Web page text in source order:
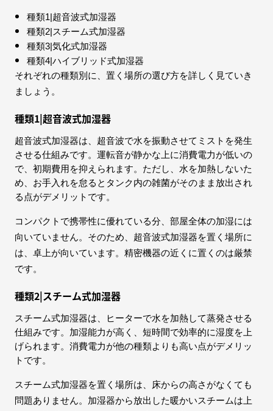
種類1|超音波式加湿器
種類2|スチーム式加湿器
種類3|気化式加湿器
種類4|ハイブリッド式加湿器
それぞれの種類別に、置く場所の選び方を詳しく見ていき
ましょう。
種類1|超音波式加湿器
超音波式加湿器は、超音波で水を振動させてミストを発生
させる仕組みです。運転音が静かな上に消費電力が低いの
で、初期費用を抑えられます。ただし、水を加熱しないた
め、お手入れを怠るとタンク内の雑菌がそのまま放出され
る点がデメリットです。
コンパクトで携帯性に優れている分、部屋全体の加湿には
向いていません。そのため、超音波式加湿器を置く場所に
は、卓上が向いています。精密機器の近くに置くのは厳禁
です。
種類2|スチーム式加湿器
スチーム式加湿器は、ヒーターで水を加熱して蒸発させる
仕組みです。加湿能力が高く、短時間で効率的に湿度を上
げられます。消費電力が他の種類よりも高い点がデメリッ
トです。
スチーム式加湿器を置く場所は、床からの高さがなくても
問題ありません。加湿器から放出した暖かいスチームは上